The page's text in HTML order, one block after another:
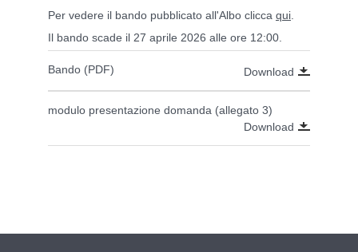
Per vedere il bando pubblicato all'Albo clicca qui
Il bando scade il 27 aprile 2026 alle ore 12:00.
Bando (PDF) Download
modulo presentazione domanda (allegato 3)
Download